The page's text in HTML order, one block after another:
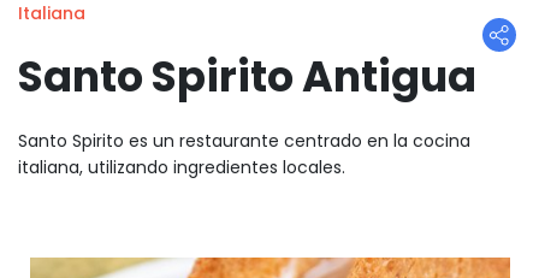
Italiana
Santo Spirito Antigua
Santo Spirito es un restaurante centrado en la cocina
italiana, utilizando ingredientes locales.